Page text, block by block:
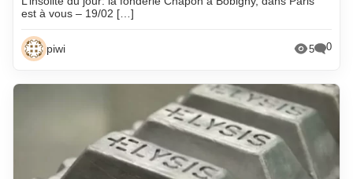
est à vous – 19/02 […]
piwi 5 0